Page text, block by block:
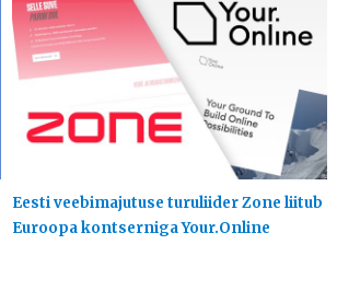
Eesti veebimajutuse turuliider Zone liitub
Euroopa kontserniga Your.Online